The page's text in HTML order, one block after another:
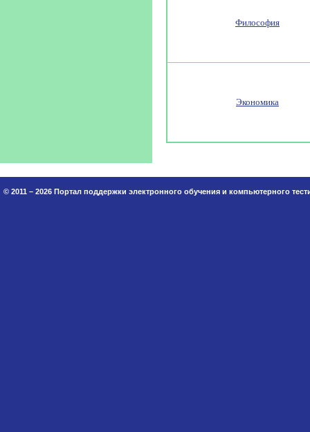
Философия
Экономика
© 2011 – 2026 Портал поддержки электронного обучения и компьютерного